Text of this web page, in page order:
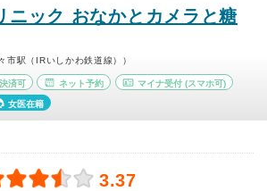
ニック おなかとカメラと糖
市駅（IRいしかわ鉄道線））
済可 ネット予約 マイナ受付 (スマホ可)
女医在籍
3.37